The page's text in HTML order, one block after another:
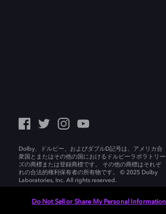
Dolby、ドルビー、およびダブルD記号は、アメリカ合
衆国とまたはその他の国におけるドルビーラボラトリー
ズの商標または登録商標です。 その他の商標はそれぞ
れの合法的権利保有者の所有物です。 © 2025 Dolby
Laboratories, Inc. All rights reserved.
Do Not Sell or Share My Personal Information